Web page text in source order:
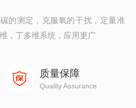
的测定，克服氧的干扰，定量准
，丁多维系统，应用更广
质量保障
Quality Assurance